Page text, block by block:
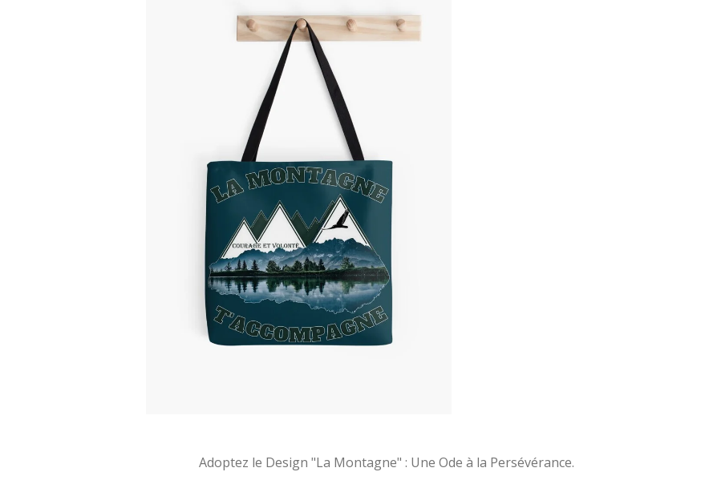
Adoptez le Design "La Montagne" : Une Ode à la Persévérance.